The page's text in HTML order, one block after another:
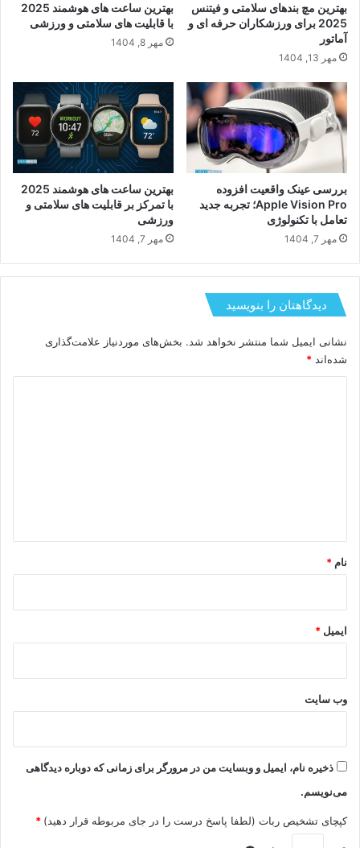
بهترین مچ بندهای سلامتی و فیتنس
2025 برای ورزشکاران حرفه ای و
آماتور
مهر 13, 1404
بهترین ساعت های هوشمند 2025
با قابلیت های سلامتی و ورزشی
مهر 8, 1404
بررسی عینک واقعیت افزوده
Apple Vision Pro؛ تجربه جدید
تعامل با تکنولوژی
مهر 7, 1404
بهترین ساعت های هوشمند 2025
با تمرکز بر قابلیت های سلامتی و
ورزشی
مهر 7, 1404
دیدگاهتان را بنویسید
نشانی ایمیل شما منتشر نخواهد شد. بخش‌های موردنیاز علامت‌گذاری
شده‌اند *
نام *
ایمیل *
وب‌ سایت
ذخیره نام، ایمیل و وبسایت من در مرورگر برای زمانی که دوباره دیدگاهی
می‌نویسم.
کپچای تشخیص ربات (لطفا پاسخ درست را در جای مربوطه قرار دهید) *